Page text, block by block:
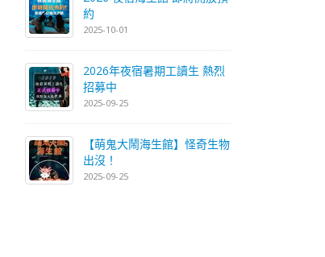
約
2025-10-01
2026年夜宿暑期工讀生 熱烈
招募中
2025-09-25
【萌鬼大鬧海生館】怪奇生物
出沒！
2025-09-25